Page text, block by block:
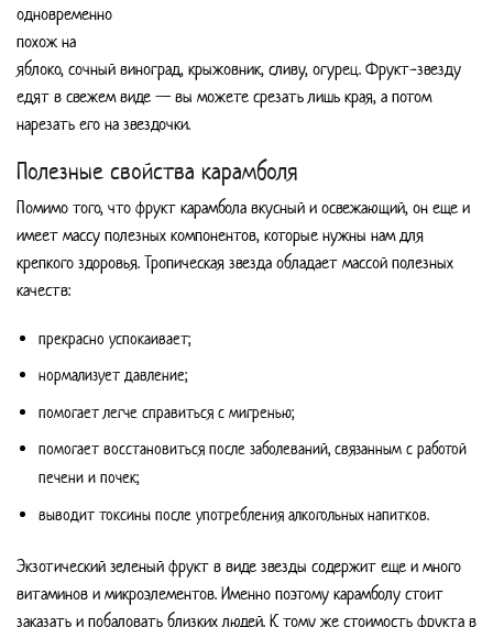
одновременно
похож на
яблоко, сочный виноград, крыжовник, сливу, огурец. Фрукт-звезду
едят в свежем виде — вы можете срезать лишь края, а потом
нарезать его на звездочки.
Полезные свойства карамболя
Помимо того, что фрукт карамбола вкусный и освежающий, он еще и
имеет массу полезных компонентов, которые нужны нам для
крепкого здоровья. Тропическая звезда обладает массой полезных
качеств:
прекрасно успокаивает;
нормализует давление;
помогает легче справиться с мигренью;
помогает восстановиться после заболеваний, связанным с работой
печени и почек;
выводит токсины после употребления алкогольных напитков.
Экзотический зеленый фрукт в виде звезды содержит еще и много
витаминов и микроэлементов. Именно поэтому карамболу стоит
заказать и побаловать близких людей. К тому же стоимость фрукта в